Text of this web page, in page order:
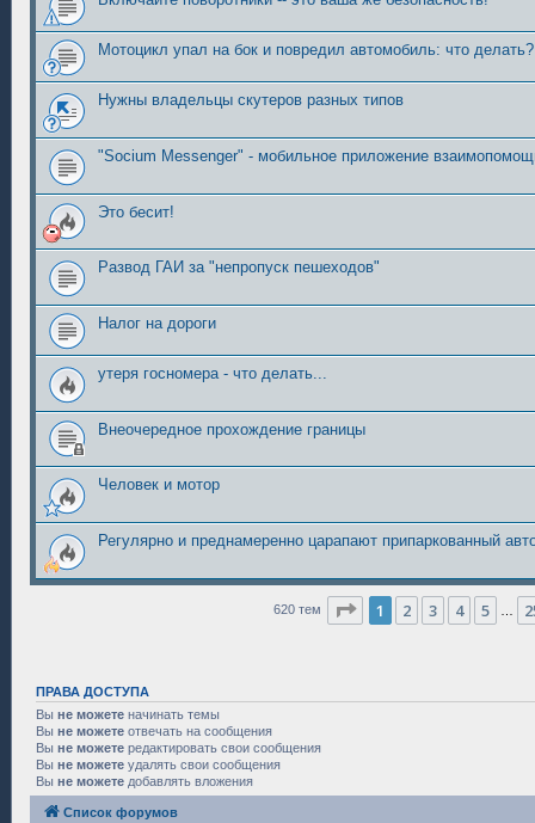
Мотоцикл упал на бок и повредил автомобиль: что делать?
Нужны владельцы скутеров разных типов
"Socium Messenger" - мобильное приложение
Это бесит!
Развод ГАИ за "непропуск пешеходов"
Налог на дороги
утеря госномера - что делать...
Внеочередное прохождение границы
Человек и мотор
Регулярно и преднамеренно царапают припаркованный
620 тем Страница из 25
1 2 3 4 5
ПРАВА ДОСТУПА
Вы не можете начинать темы
Вы не можете отвечать на сообщения
Вы не можете редактировать свои сообщения
Вы не можете удалять свои сообщения
Вы не можете добавлять вложения
Список форумов